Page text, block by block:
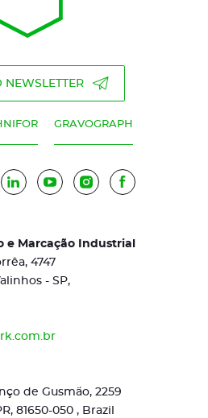
NEWSLETTER
GRAVOGRAPH
LinkedInYouTubeInstagramFacebook
e Marcação Industrial
4747
- SP,
de Gusmão, 2259
81650-050 , Brazil